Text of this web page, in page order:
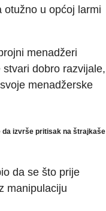
otužno u općoj larmi
menadžeri
dobro razvijale,
menadžerske
da izvrše pritisak na štrajkaše
da se što prije
manipulaciju